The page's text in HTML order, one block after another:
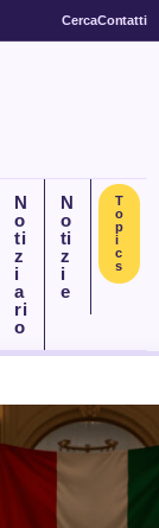
CercaContatti
N
o
ti
z
i
a
ri
o
N
o
ti
z
i
e
T
o
p
i
c
s